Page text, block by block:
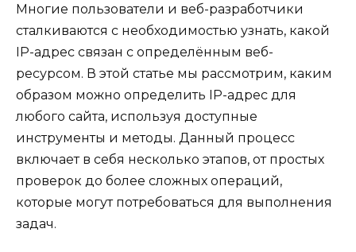
Многие пользователи и веб-разработчики
сталкиваются с необходимостью узнать, какой
IP-адрес связан с определённым веб-
ресурсом. В этой статье мы рассмотрим, каким
образом можно определить IP-адрес для
любого сайта, используя доступные
инструменты и методы. Данный процесс
включает в себя несколько этапов, от простых
проверок до более сложных операций,
которые могут потребоваться для выполнения
задач.